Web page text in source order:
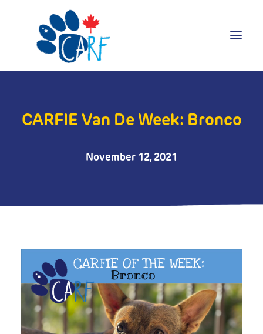
Adopt
CARFIE Van De Week: Bronco
November 12, 2021